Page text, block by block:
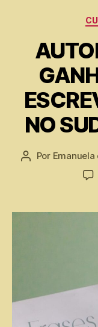
NO
Por Emanuela